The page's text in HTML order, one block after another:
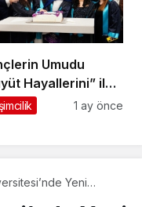
Umudu
Hayallerini” ile
Genç Daha1 ay önce
Yeni